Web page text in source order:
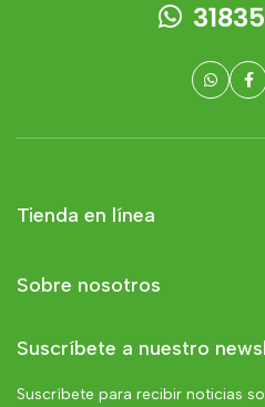
Tienda en línea
Sobre nosotros
Suscríbete a nuestro
Suscríbete para recibir noticias